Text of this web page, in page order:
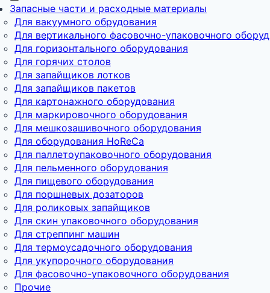
Запасные части и расходные материалы
Для вакуумного обрудования
Для вертикального фасовочно-упаковочного
Для горизонтального оборудования
Для горячих столов
Для запайщиков лотков
Для запайщиков пакетов
Для картонажного оборудования
Для маркировочного оборудования
Для мешкозашивочного оборудования
Для оборудования HoReCa
Для паллетоупаковочного оборудования
Для пельменного оборудования
Для пищевого оборудования
Для поршневых дозаторов
Для роликовых запайщиков
Для скин упаковочного оборудования
Для стреппинг машин
Для термоусадочного оборудования
Для укупорочного оборудования
Для фасовочно-упаковочного оборудования
Прочие